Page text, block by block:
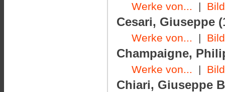
Werke von... |
Cesari, Giuseppe
Werke von... |
Champaigne,
Werke von... |
Chiari, Giuseppe